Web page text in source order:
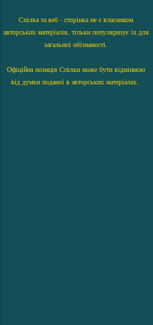
Спілка та веб - сторінка не є власником
авторських матеріалів, тільки популяризує їх для
загальної обізнаності.
Офіційна позиція Спілки може бути відмінною
від думки поданої в авторських матеріалах.